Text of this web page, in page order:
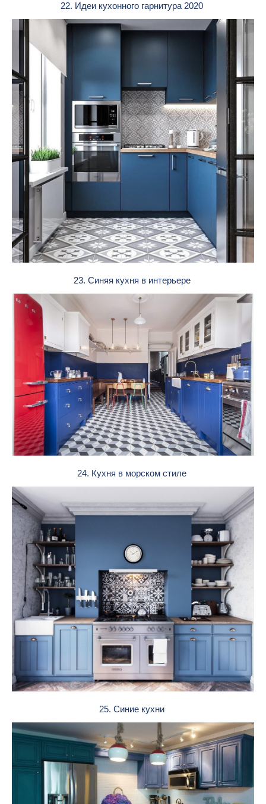
22. Идеи кухонного гарнитура 2020
23. Синяя кухня в интерьере
24. Кухня в морском стиле
25. Синие кухни